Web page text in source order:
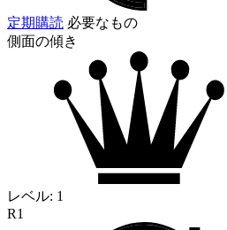
定期購読 必要なもの
側面の傾き
レベル: 1
R1